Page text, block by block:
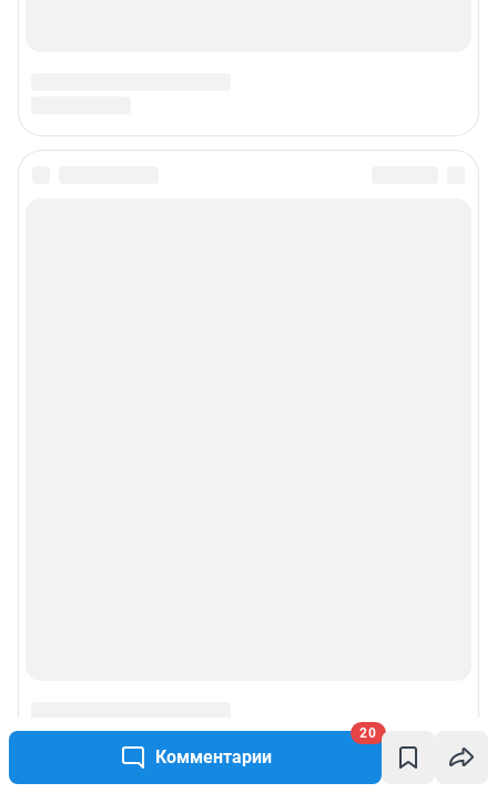
Комментарии
20